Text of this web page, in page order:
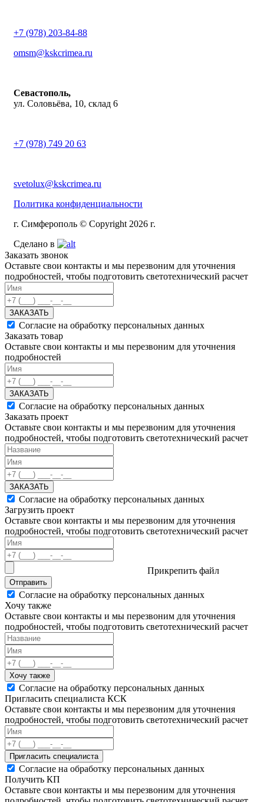
+7 (978) 203-84-88
omsm@kskcrimea.ru
Севастополь,
ул. Соловьёва, 10, склад 6
+7 (978) 749 20 63
svetolux@kskcrimea.ru
Политика конфиденциальности
г. Симферополь © Copyright 2026 г.
Сделано в
Заказать звонок
Оставьте свои контакты и мы перезвоним для уточнения
подробностей, чтобы подготовить светотехнический расчет
ЗАКАЗАТЬ
Согласие на обработку персональных данных
Заказать товар
Оставьте свои контакты и мы перезвоним для уточнения
подробностей
ЗАКАЗАТЬ
Согласие на обработку персональных данных
Заказать проект
Оставьте свои контакты и мы перезвоним для уточнения
подробностей, чтобы подготовить светотехнический расчет
ЗАКАЗАТЬ
Согласие на обработку персональных данных
Загрузить проект
Оставьте свои контакты и мы перезвоним для уточнения
подробностей, чтобы подготовить светотехнический расчет
Прикрепить файл
Отправить
Согласие на обработку персональных данных
Хочу также
Оставьте свои контакты и мы перезвоним для уточнения
подробностей, чтобы подготовить светотехнический расчет
Хочу также
Согласие на обработку персональных данных
Пригласить специалиста КСК
Оставьте свои контакты и мы перезвоним для уточнения
подробностей, чтобы подготовить светотехнический расчет
Пригласить специалиста
Согласие на обработку персональных данных
Получить КП
Оставьте свои контакты и мы перезвоним для уточнения